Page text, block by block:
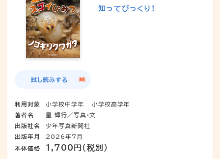
知ってびっくり!
利用対象 小学校中学年
小学校高学年
著者名
星 輝行／写真・文
出版社名
少年写真新聞社
出版年月
2026年7月
本体価格
1,700円（税別）
試し読みする